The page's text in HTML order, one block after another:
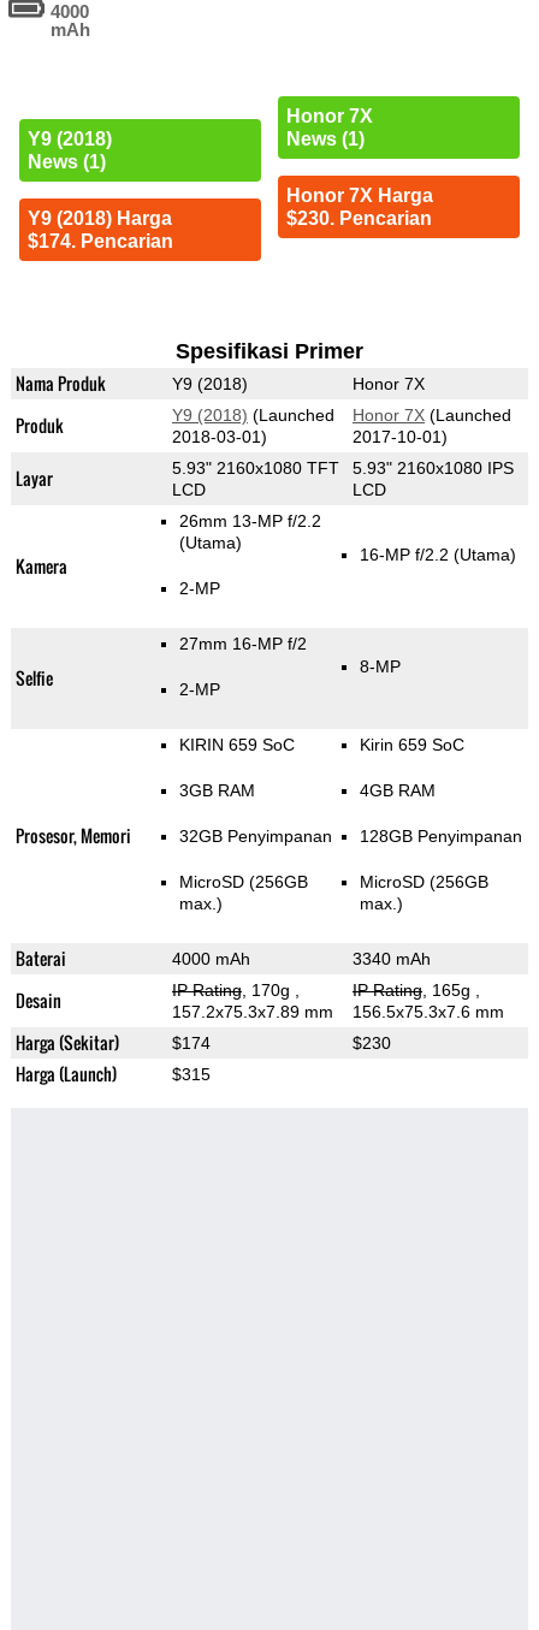
4000
mAh
Y9 (2018)
News (1)
Y9 (2018) Harga
$174. Pencarian
Honor 7X
News (1)
Honor 7X Harga
$230. Pencarian
Spesifikasi Primer
Nama Produk Y9 (2018) Honor 7X
Produk Y9 (2018) (Launched
2018-03-01)
Honor 7X(Launched
2017-10-01)
Layar
5.93" 2160x1080 TFT
LCD
5.93" 2160x1080 IPS
LCD
Kamera
26mm 13-MP f/2.2
(Utama)
2-MP
16-MP f/2.2 (Utama)
Selfie
27mm 16-MP f/2
2-MP
8-MP
Prosesor, Memori
KIRIN 659 SoC
3GB RAM
32GB Penyimpanan
MicroSD (256GB
max.)
Kirin 659 SoC
4GB RAM
128GB Penyimpanan
MicroSD (256GB
max.)
Baterai 4000 mAh 3340 mAh
Desain IP Rating, 170g
157.2x75.3x7.89 mm
IP Rating, 165g
156.5x75.3x7.6 mm
Harga (Sekitar) $174 $230
Harga (Launch) $315